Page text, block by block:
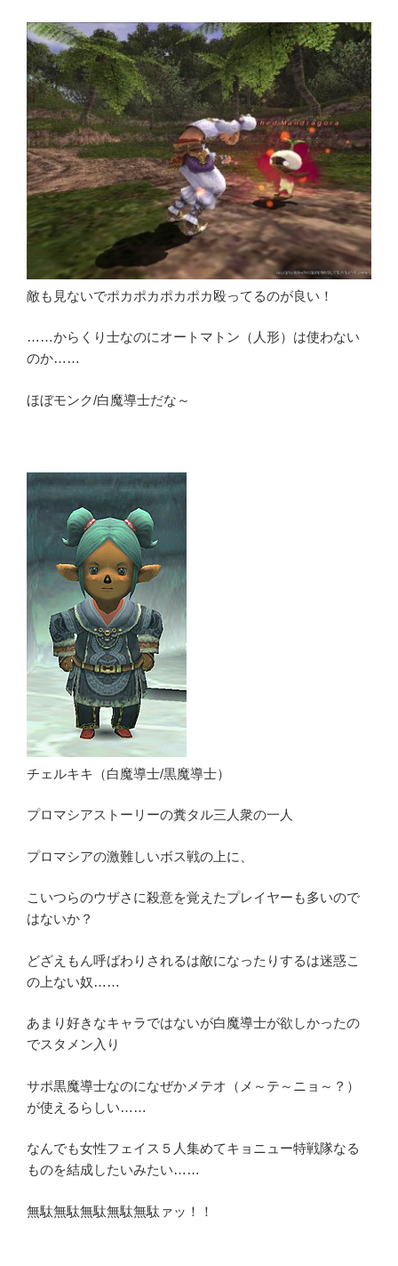
敵も見ないでポカポカポカポカ殴ってるのが良い！
……からくり士なのにオートマトン（人形）は使わない
のか……
ほぼモンク/白魔導士だな～
チェルキキ（白魔導士/黒魔導士）
プロマシアストーリーの糞タル三人衆の一人
プロマシアの激難しいボス戦の上に、
こいつらのウザさに殺意を覚えたプレイヤーも多いので
はないか？
どざえもん呼ばわりされるは敵になったりするは迷惑こ
の上ない奴……
あまり好きなキャラではないが白魔導士が欲しかったの
でスタメン入り
サポ黒魔導士なのになぜかメテオ（メ～テ～ニョ～？）
が使えるらしい……
なんでも女性フェイス５人集めてキョニュー特戦隊なる
ものを結成したいみたい……
無駄無駄無駄無駄無駄ァッ！！